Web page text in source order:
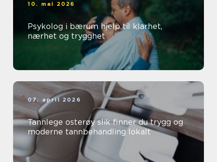
10. mai 2026
Psykolog i bærum hjelp til klarhet,
nærhet og trygghet
07. april 2026
Tannlege osterøy slik finner du trygg og
moderne tannbehandling lokalt